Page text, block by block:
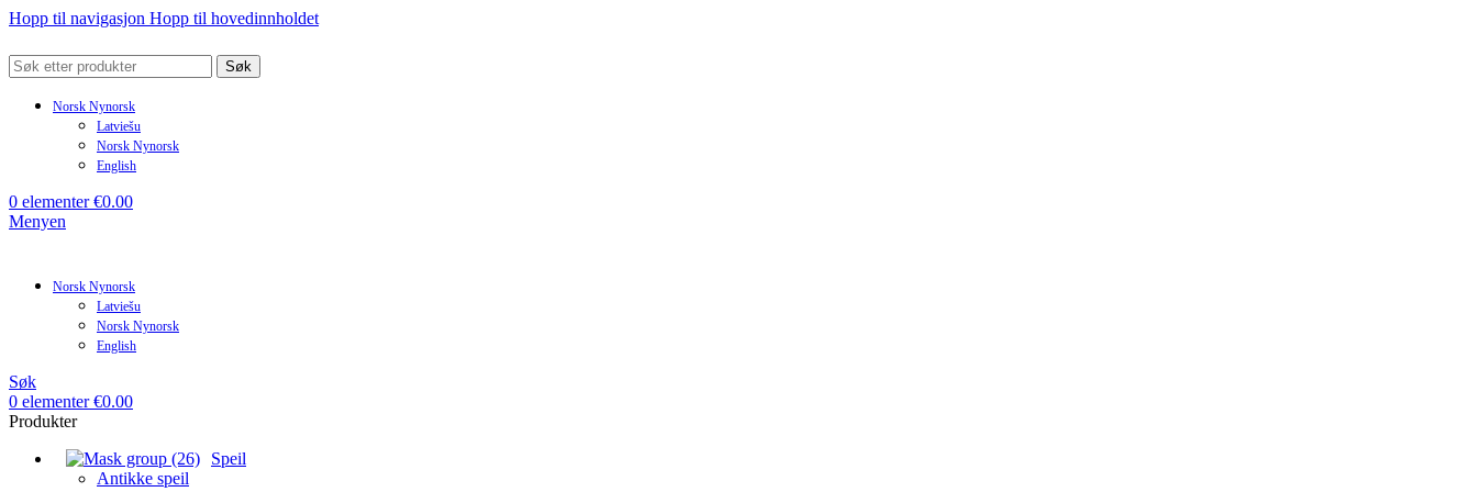
Hopp til navigasjon Hopp til hovedinnholdet
Søk
Norsk Nynorsk
Latviešu
Norsk Nynorsk
English
0 elementer €0.00
Menyen
Norsk Nynorsk
Latviešu
Norsk Nynorsk
English
Søk
0 elementer €0.00
Produkter
Speil
Antikke speil